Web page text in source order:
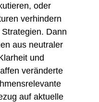
oder
verhindern
Dann
aus neutraler
und
veränderte
auf aktuelle